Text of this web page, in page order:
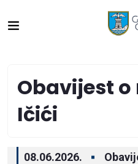
Obavijest
Ičići
08.06.2026.